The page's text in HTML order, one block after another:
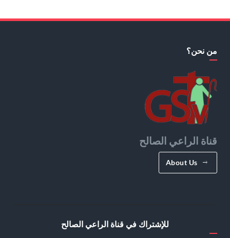
من نحن؟
قناة الراعي الصالح
About Us
للإشتراك في قناة الراعي الصالح